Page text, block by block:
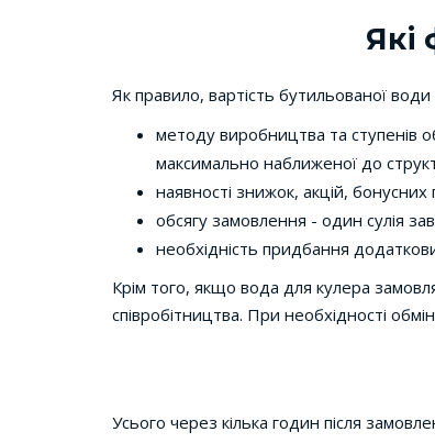
Які
Як правило, вартість бутильованої
методу виробництва та ступенів
максимально наближеної до
наявності знижок, акцій,
обсягу замовлення - один сулія
необхідність придбання
Крім того, якщо вода для кулера
співробітництва. При необхідності
Усього через кілька годин після